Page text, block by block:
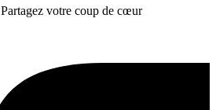
Partagez votre coup de cœur